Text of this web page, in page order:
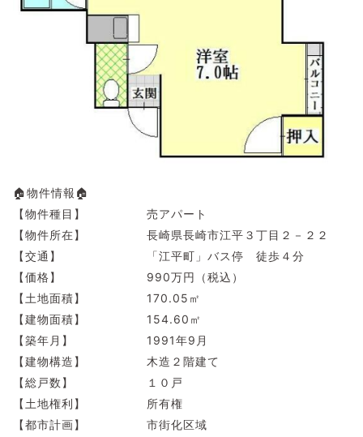
🏠物件情報🏠
【物件種目】 売アパート
【物件所在】 長崎県長崎市江平３丁目２－２２
【交通】 「江平町」バス停 徒歩４分
【価格】 990万円（税込）
【土地面積】 170.05㎡
【建物面積】 154.60㎡
【築年月】 1991年9月
【建物構造】 木造２階建て
【総戸数】 １０戸
【土地権利】 所有権
【都市計画】 市街化区域